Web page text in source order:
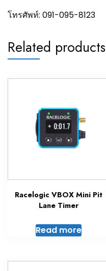
โทรศัพท์: 091-095-8123
Related products
Racelogic VBOX Mini Pit
Lane Timer
Read more